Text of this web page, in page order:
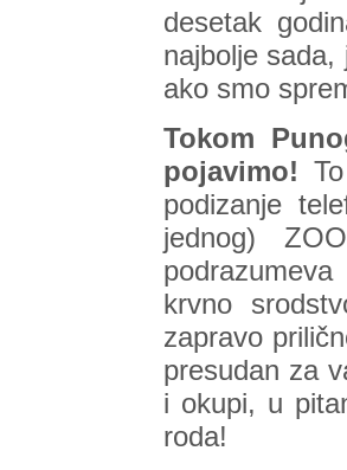
desetak
najbolje
ako smo
Tokom
pojavimo!
podizanje
jednog)
krvno
zapravo
presudan za
i okupi, u
roda!